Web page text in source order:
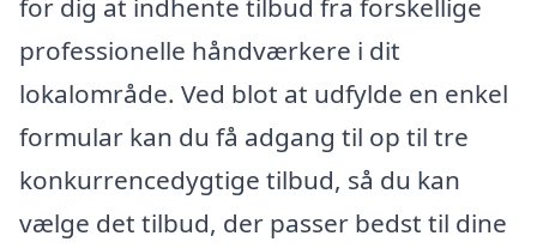
for dig at indhente tilbud fra forskellige
professionelle håndværkere i dit
lokalområde. Ved blot at udfylde en enkel
formular kan du få adgang til op til tre
konkurrencedygtige tilbud, så du kan
vælge det tilbud, der passer bedst til dine